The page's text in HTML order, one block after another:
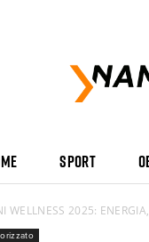
SPORT
WELLNESS 2025: